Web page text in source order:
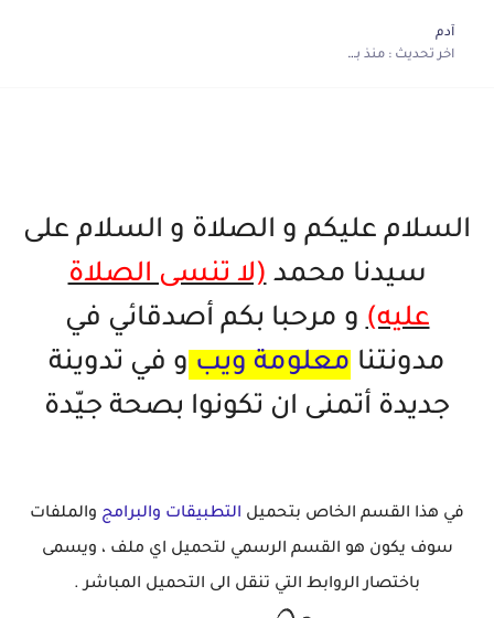
آدم
اخر تحديث :منذ بضع اعوام
السلام عليكم و الصلاة و السلام على
سيدنا محمد(لا تنسى الصلاة
عليه)و مرحبا بكم أصدقائي في
مدونتنا معلومة ويب و في تدوينة
جديدة أتمنى ان تكونوا بصحة جيّدة
في هذا القسم الخاص بتحميل التطبيقات والبرامج والملفات
سوف يكون هو القسم الرسمي لتحميل اي ملف ، ويسمى
باختصار الروابط التي تنقل الى التحميل المباشر .